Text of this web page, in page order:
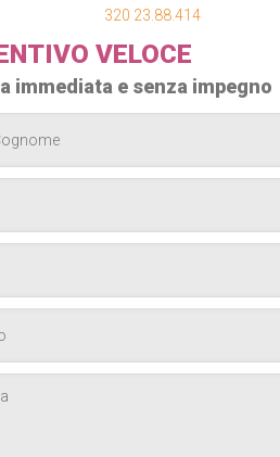
320 23.88.414
VELOCE
immediata e senza impegno